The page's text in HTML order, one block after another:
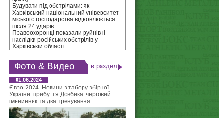
Будувати під обстрілами: як
Харківський національний університет
міського господарства відновлюється
після 24 ударів
Правоохоронці показали руйнівні
наслідки російських обстрілів у
Харківській області
Фото & Видео в раздел
01.06.2024
Євро-2024. Новини з табору збірної
України: прибуття Довбика, черговий
іменинник та два тренування